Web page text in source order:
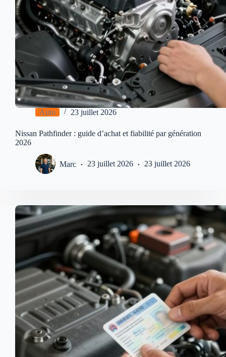
Auto 23 juillet 2026
Nissan Pathfinder : guide d’achat et fiabilité par génération
2026
Marc 23 juillet 2026 23 juillet 2026